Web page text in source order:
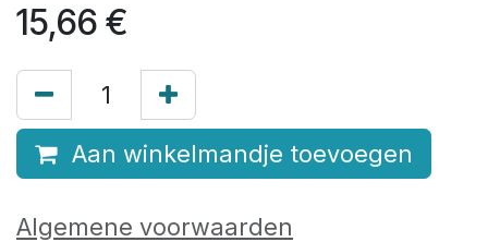
15,66 €
Aan winkelmandje toevoegen
Algemene voorwaarden